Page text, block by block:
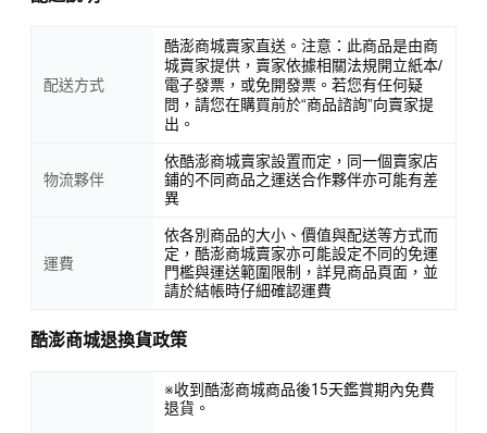
配送方式
酷澎商城賣家直送。注意：此商品是由商
城賣家提供，賣家依據相關法規開立紙本/
電子發票，或免開發票。若您有任何疑
問，請您在購買前於“商品諮詢”向賣家提
出。
物流夥伴
依酷澎商城賣家設置而定，同一個賣家店
鋪的不同商品之運送合作夥伴亦可能有差
異
運費
依各別商品的大小、價值與配送等方式而
定，酷澎商城賣家亦可能設定不同的免運
門檻與運送範圍限制，詳見商品頁面，並
請於結帳時仔細確認運費
酷澎商城退換貨政策
※收到酷澎商城商品後15天鑑賞期內免費
退貨。